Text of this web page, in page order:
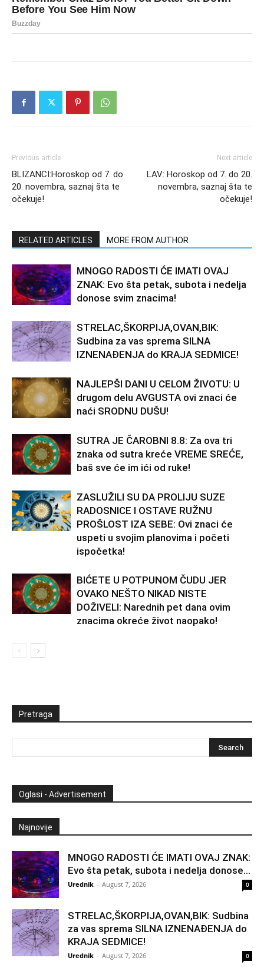
Previous article
BLIZANCI:Horoskop od 7. do
20. novembra, saznaj šta te
očekuje!
Next article
LAV: Horoskop od 7. do 20.
novembra, saznaj šta te
očekuje!
RELATED ARTICLES MORE FROM AUTHOR
MNOGO RADOSTI ĆE IMATI OVAJ
ZNAK: Evo šta petak, subota i nedelja
donose svim znacima!
STRELAC,ŠKORPIJA,OVAN,BIK:
Sudbina za vas sprema SILNA
IZNENAĐENJA do KRAJA SEDMICE!
NAJLEPŠI DANI U CELOM ŽIVOTU: U
drugom delu AVGUSTA ovi znaci će
naći SRODNU DUŠU!
SUTRA JE ČAROBNI 8.8: Za ova tri
znaka od sutra kreće VREME SREĆE,
baš sve će im ići od ruke!
ZASLUŽILI SU DA PROLIJU SUZE
RADOSNICE I OSTAVE RUŽNU
PROŠLOST IZA SEBE: Ovi znaci će
uspeti u svojim planovima i početi
ispočetka!
BIĆETE U POTPUNOM ČUDU JER
OVAKO NEŠTO NIKAD NISTE
DOŽIVELI: Narednih pet dana ovim
znacima okreće život naopako!
Pretraga
Oglasi - Advertisement
Najnovije
MNOGO RADOSTI ĆE IMATI OVAJ ZNAK:
Evo šta petak, subota i nedelja donose...
Urednik - August 7, 2026 0
STRELAC,ŠKORPIJA,OVAN,BIK: Sudbina
za vas sprema SILNA IZNENAĐENJA do
KRAJA SEDMICE!
Urednik - August 7, 2026 0